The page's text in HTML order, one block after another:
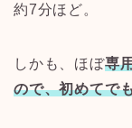
約7分ほど。
しかも、ほぼ専
ので、初めてで